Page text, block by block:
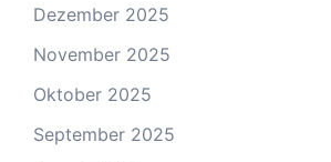
Dezember 2025
November 2025
Oktober 2025
September 2025